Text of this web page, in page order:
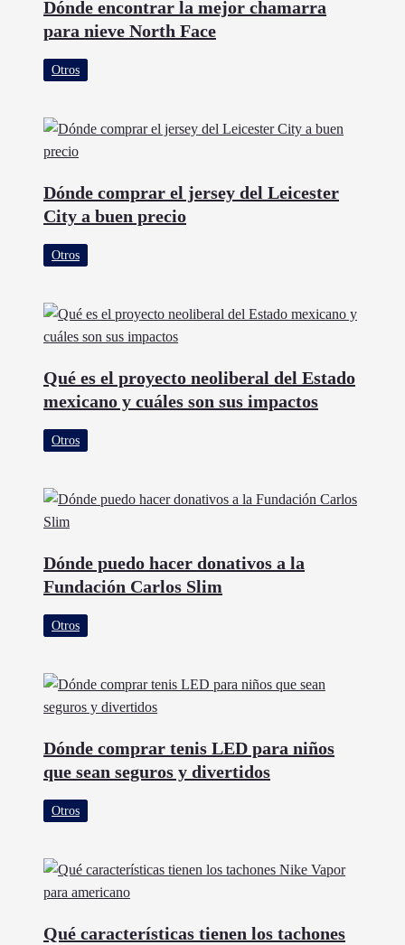
Dónde encontrar la mejor chamarra
para nieve North Face
Otros
Dónde comprar el jersey del Leicester
City a buen precio
Otros
Qué es el proyecto neoliberal del Estado
mexicano y cuáles son sus impactos
Otros
Dónde puedo hacer donativos a la
Fundación Carlos Slim
Otros
Dónde comprar tenis LED para niños
que sean seguros y divertidos
Otros
Qué características tienen los tachones